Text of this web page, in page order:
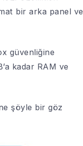
bir arka panel ve
güvenliğine
kadar RAM ve
şöyle bir göz